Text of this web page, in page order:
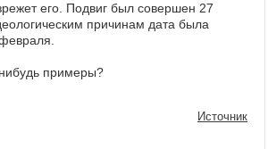
его. Подвиг был совершен 27
причинам дата была
примеры?
Источник